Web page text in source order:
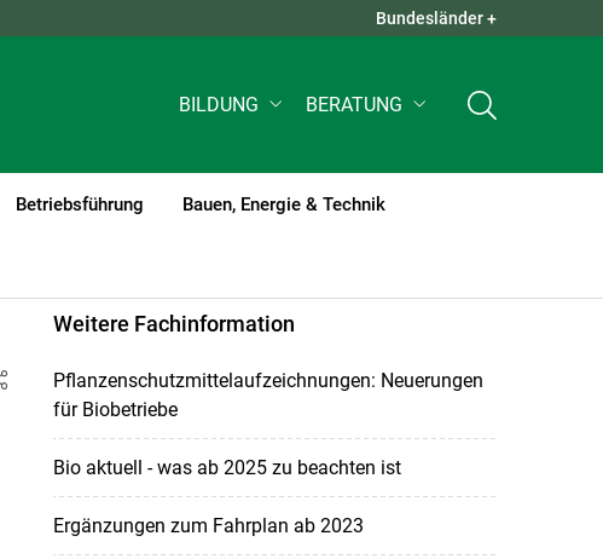
QUICK LINKS +
Bundesländer +
BILDUNG BERATUNG
Betriebsführung Bauen, Energie & Technik
Weitere Fachinformation
Pflanzenschutzmittelaufzeichnungen: Neuerungen
für Biobetriebe
Bio aktuell - was ab 2025 zu beachten ist
Ergänzungen zum Fahrplan ab 2023